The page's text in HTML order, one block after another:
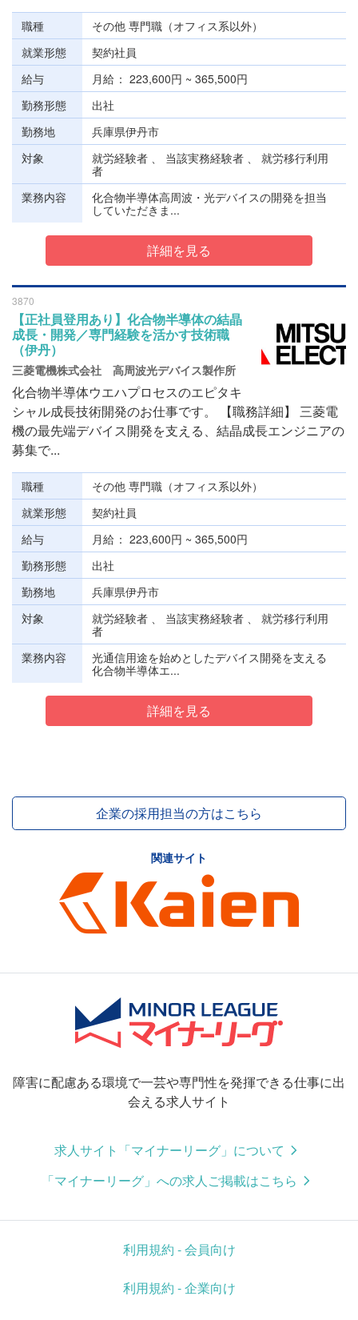
職種
その他 専門職（オフィス系以外）
就業形態
契約社員
給与
月給
223,600円 ~ 365,500円
勤務形態
出社
勤務地
兵庫県伊丹市
対象
就労経験者 、 当該実務経験者 、 就労移行利用
者
業務内容
化合物半導体高周波・光デバイスの開発を担当
していただきま...
詳細を見る
3870
【正社員登用あり】化合物半導体の結晶
成長・開発／専門経験を活かす技術職
（伊丹）
三菱電機株式会社 高周波光デバイス製作所
化合物半導体ウエハプロセスのエピタキ
シャル成長技術開発のお仕事です。 【職務詳細】 三菱電
機の最先端デバイス開発を支える、結晶成長エンジニアの
募集で...
職種
その他 専門職（オフィス系以外）
就業形態
契約社員
給与
月給
223,600円 ~ 365,500円
勤務形態
出社
勤務地
兵庫県伊丹市
対象
就労経験者 、 当該実務経験者 、 就労移行利用
者
業務内容
光通信用途を始めとしたデバイス開発を支える
化合物半導体エ...
詳細を見る
企業の採用担当の方はこちら
関連サイト
障害に配慮ある環境で一芸や専門性を発揮できる仕事に出
会える求人サイト
求人サイト「マイナーリーグ」について
「マイナーリーグ」への求人ご掲載はこちら
利用規約 - 会員向け
利用規約 - 企業向け